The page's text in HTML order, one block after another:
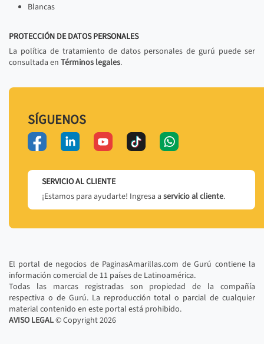
Blancas
PROTECCIÓN DE DATOS PERSONALES
La política de tratamiento de datos personales de gurú puede ser
consultada en Términos legales.
SÍGUENOS
SERVICIO AL CLIENTE
¡Estamos para ayudarte! Ingresa a servicio al cliente.
El portal de negocios de PaginasAmarillas.com de Gurú contiene la
información comercial de 11 países de Latinoamérica.
Todas las marcas registradas son propiedad de la compañía
respectiva o de Gurú. La reproducción total o parcial de cualquier
material contenido en este portal está prohibido.
AVISO LEGAL© Copyright2026